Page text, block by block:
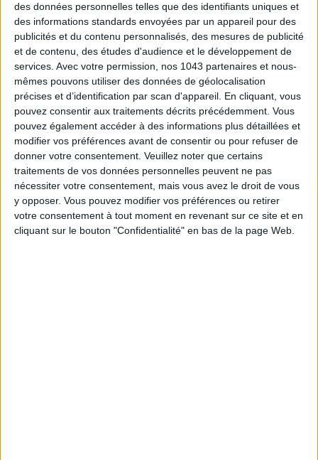
des données personnelles telles que des identifiants uniques et
des informations standards envoyées par un appareil pour des
publicités et du contenu personnalisés, des mesures de publicité
et de contenu, des études d'audience et le développement de
services. Avec votre permission, nos 1043 partenaires et nous-
mêmes pouvons utiliser des données de géolocalisation
précises et d’identification par scan d'appareil. En cliquant, vous
pouvez consentir aux traitements décrits précédemment. Vous
pouvez également accéder à des informations plus détaillées et
modifier vos préférences avant de consentir ou pour refuser de
donner votre consentement. Veuillez noter que certains
traitements de vos données personnelles peuvent ne pas
nécessiter votre consentement, mais vous avez le droit de vous
y opposer. Vous pouvez modifier vos préférences ou retirer
votre consentement à tout moment en revenant sur ce site et en
cliquant sur le bouton "Confidentialité" en bas de la page Web.
TOUT CE QUE VOUS DEVEZ FAIRE À PARIS EN AOÛT
LES SPF 50 QUI DONNENT ENVIE DE SE TARTINER